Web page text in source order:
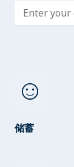
Enter address
sentiment_satisfied
储蓄